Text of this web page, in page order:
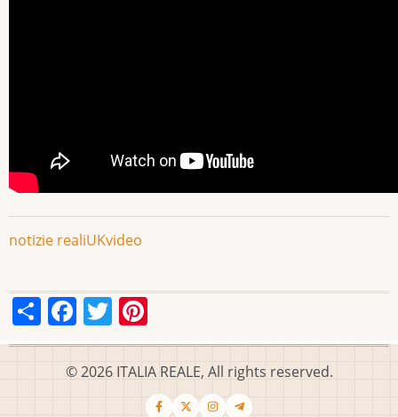
notizie realiUKvideo
ShareFacebook
Twitter
© 2026 ITALIA REALE, All rights reserved.